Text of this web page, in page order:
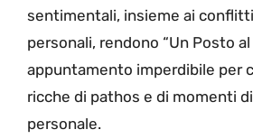
sentimentali, insieme ai
personali, rendono “Un Posto al
appuntamento imperdibile per
ricche di pathos e di momenti
personale.